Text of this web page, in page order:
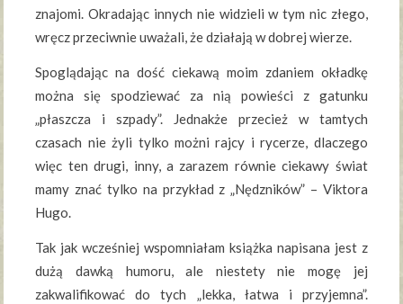
znajomi. Okradając innych nie widzieli w tym nic złego,
wręcz przeciwnie uważali, że działają w dobrej wierze.
Spoglądając na dość ciekawą moim zdaniem okładkę
można się spodziewać za nią powieści z gatunku
„płaszcza i szpady”. Jednakże przecież w tamtych
czasach nie żyli tylko możni rajcy i rycerze, dlaczego
więc ten drugi, inny, a zarazem równie ciekawy świat
mamy znać tylko na przykład z „Nędzników” – Viktora
Hugo.
Tak jak wcześniej wspomniałam książka napisana jest z
dużą dawką humoru, ale niestety nie mogę jej
zakwalifikować do tych „lekka, łatwa i przyjemna”.